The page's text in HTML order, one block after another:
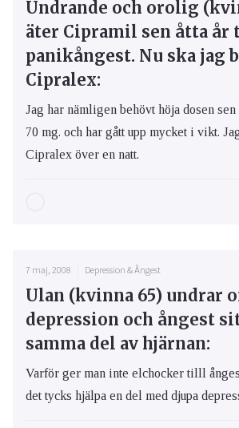
Undrande och orolig
äter Cipramil sen åtta år
panikångest. Nu ska jag
Cipralex:
Jag har nämligen behövt höja dosen
70 mg. och har gått upp mycket i vikt.
Cipralex över en natt.
7 maj, 2008 Depression & Ångest
Ulan (kvinna 65) undrar
depression och ångest
samma del av hjärnan:
Varför ger man inte elchocker tilll
det tycks hjälpa en del med djupa